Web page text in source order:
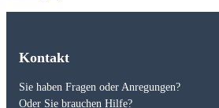
Kontakt
Sie haben Fragen oder Anregungen?
Oder Sie brauchen Hilfe?